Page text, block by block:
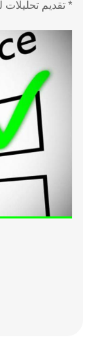
* تقديم تحليلات